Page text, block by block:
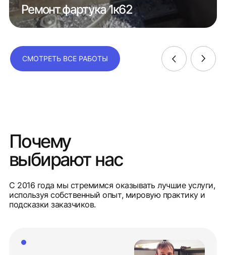
Ремонт фартука 1к62
СМОТРЕТЬ ВСЕ РАБОТЫ
Почему
выбирают нас
С 2016 года мы стремимся оказывать лучшие услуги,
используя собственный опыт, мировую практику и
подсказки заказчиков.